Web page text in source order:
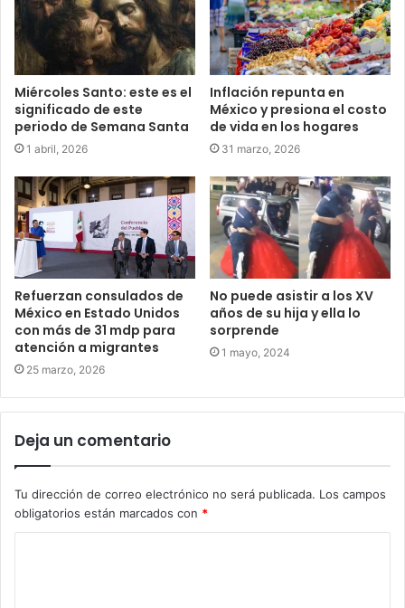
Miércoles Santo: este es el
significado de este
periodo de Semana Santa
1 abril, 2026
Inflación repunta en
México y presiona el costo
de vida en los hogares
31 marzo, 2026
Refuerzan consulados de
México en Estado Unidos
con más de 31 mdp para
atención a migrantes
25 marzo, 2026
No puede asistir a los XV
años de su hija y ella lo
sorprende
1 mayo, 2024
Deja un comentario
Tu dirección de correo electrónico no será publicada. Los campos
obligatorios están marcados con *